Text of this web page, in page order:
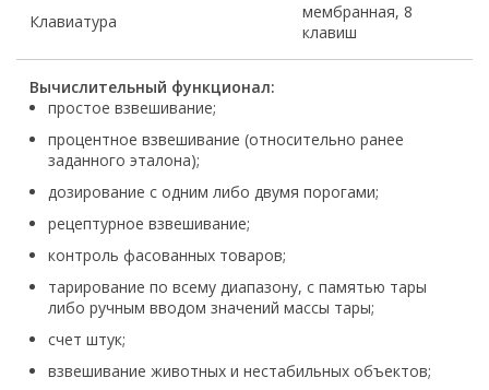
Клавиатура
мембранная, 8
клавиш
Вычислительный функционал:
простое взвешивание;
процентное взвешивание (относительно ранее
заданного эталона);
дозирование с одним либо двумя порогами;
рецептурное взвешивание;
контроль фасованных товаров;
тарирование по всему диапазону, с памятью тары
либо ручным вводом значений массы тары;
счет штук;
взвешивание животных и нестабильных объектов;